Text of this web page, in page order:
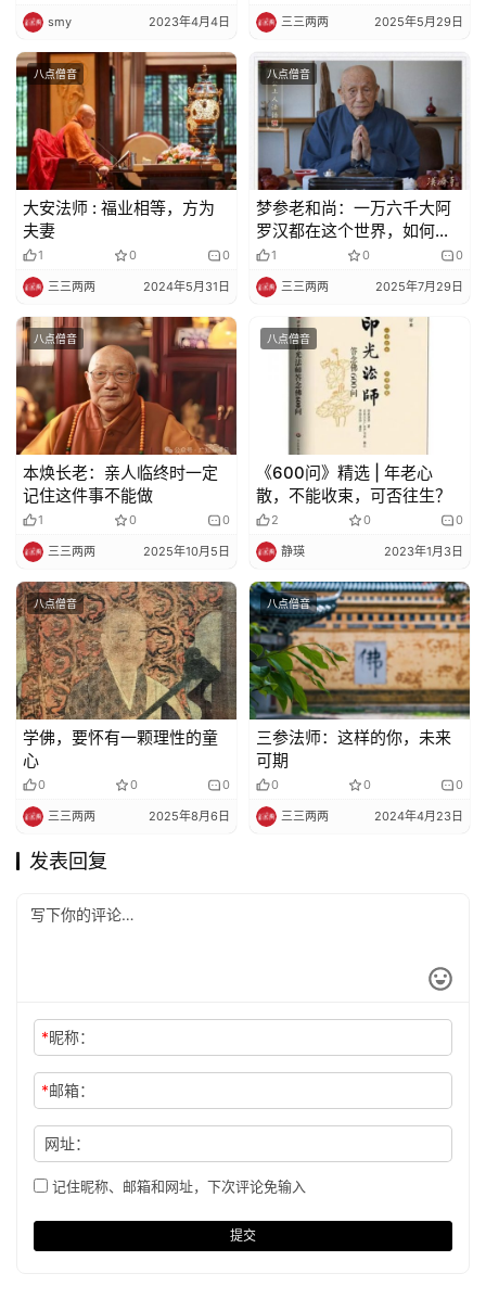
smy 2023年4月4日 三三两两 2025年5月29日
八点僧音
大安法师 : 福业相等，方为
夫妻
1 0 0
三三两两 2024年5月31日
八点僧音
梦参老和尚：一万六千大阿
罗汉都在这个世界，如何才
能见到？
1 0 0
三三两两 2025年7月29日
八点僧音
本焕长老：亲人临终时一定
记住这件事不能做
1 0 0
三三两两 2025年10月5日
八点僧音
《600问》精选 | 年老心
散，不能收束，可否往生？
2 0 0
静瑛 2023年1月3日
八点僧音
学佛，要怀有一颗理性的童
心
0 0 0
三三两两 2025年8月6日
八点僧音
三参法师：这样的你，未来
可期
0 0 0
三三两两 2024年4月23日
发表回复
*昵称：
*邮箱：
网址：
记住昵称、邮箱和网址，下次评论免输入
提交